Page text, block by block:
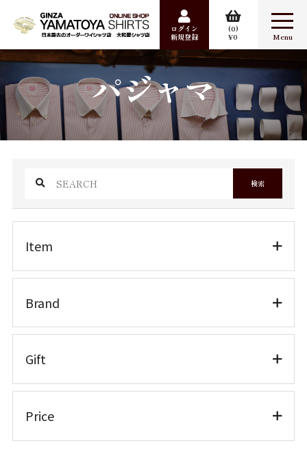
商品金額：
0円
ログイン
新規登録
0
0
Item
ワイシャツ
カジュアルシャツ
婦人シャツ
ポケットチーフ
Sale
ワイシャツ半袖
ワイシャツ長袖
カジュアルシャツ 長袖
カジュアルシャツ 半袖
パジャマ
検索
Item
半袖
ホワイトシャツ
クレリック
カラードシャツ
カジュアルシャツ
Brand
RATTI
ATELIER ROMENTINO
Brand
Gift
Price